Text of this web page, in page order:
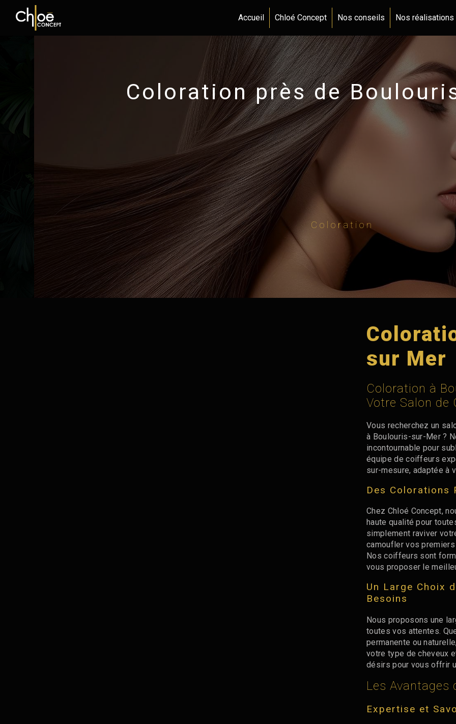
Accueil Chloé Concept Nos conseils Nos réalisations
Coloration près de
Coloration
sur Mer
Coloration à
Votre Salon de
Vous recherchez un
à Boulouris-sur-Mer ?
incontournable pour
équipe de coiffeurs
sur-mesure, adaptée à
Des Colorations
Chez Chloé Concept,
haute qualité pour
simplement raviver
camoufler vos
Nos coiffeurs sont
vous proposer le
Un Large Choix
Besoins
Nous proposons une
toutes vos attentes.
permanente ou
votre type de cheveux
désirs pour vous offrir
Les Avantages
Expertise et
Panneau de gestion des cookies